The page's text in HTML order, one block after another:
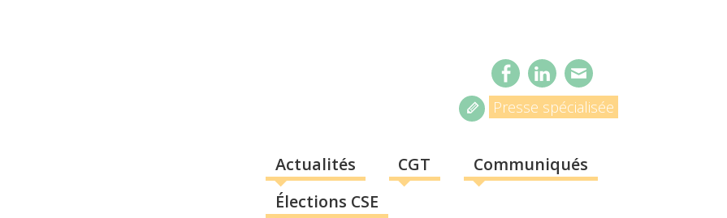
Presse spécialisée
Actualités CGT
Communiqués
Élections CSE